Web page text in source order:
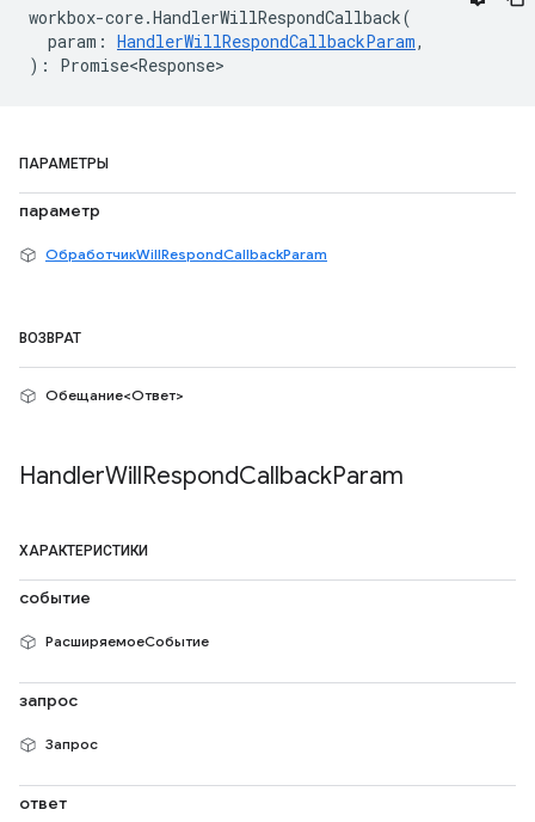
workbox-core.HandlerWillRespondCallback(
param : HandlerWillRespondCallbackParam,
) : Promise<Response>
ПАРАМЕТРЫ
параметр
ОбработчикWillRespondCallbackParam
ВОЗВРАТ
Обещание<Ответ>
HandlerWillRespondCallbackParam
ХАРАКТЕРИСТИКИ
событие
РасширяемоеСобытие
запрос
Запрос
ответ